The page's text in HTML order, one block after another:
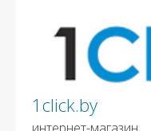
1click.by